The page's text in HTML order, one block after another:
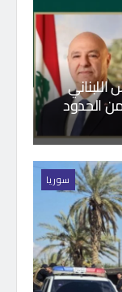
الحدود
سوريا